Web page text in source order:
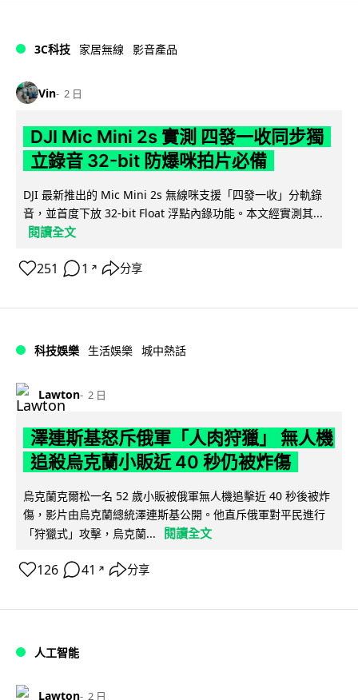
3C科技 家居無線 影音產品
Vin 2 日
DJI Mic Mini 2s 實測 四發一收同步獨
立錄音 32-bit 防爆咪拍片必備
DJI 最新推出的 Mic Mini 2s 無線咪支援「四發一收」分軌錄
音，並首度下放 32-bit Float 浮點內錄功能。本文經實測其...
閱讀全文
251 1 ↗ 分享
科技娛樂 生活娛樂 城中熱話
Lawton 2 日
澤連斯基怒斥俄軍「人肉狩獵」 無人機
追殺烏克蘭小販近 40 秒仍被炸傷
烏克蘭克爾松一名 52 歲小販被俄軍無人機追擊近 40 秒後被炸
傷，影片由烏克蘭總統澤連斯基公開。他直斥俄軍對平民進行
「狩獵式」攻擊，烏克蘭...
閱讀全文
126 41 ↗ 分享
人工智能
Lawton 2 日